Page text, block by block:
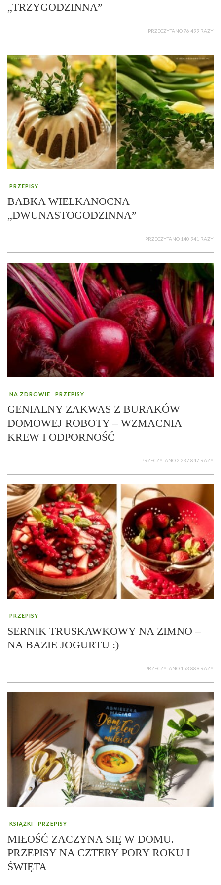
„TRZYGODZINNA”
PRZECZYTANO 76 499 RAZY
PRZEPISY
BABKA WIELKANOCNA
„DWUNASTOGODZINNA”
PRZECZYTANO 140 941 RAZY
NA ZDROWIE PRZEPISY
GENIALNY ZAKWAS Z BURAKÓW
DOMOWEJ ROBOTY – WZMACNIA
KREW I ODPORNOŚĆ
PRZECZYTANO 2 237 847 RAZY
PRZEPISY
SERNIK TRUSKAWKOWY NA ZIMNO –
NA BAZIE JOGURTU :)
PRZECZYTANO 153 889 RAZY
KSIĄŻKI PRZEPISY
MIŁOŚĆ ZACZYNA SIĘ W DOMU.
PRZEPISY NA CZTERY PORY ROKU I
ŚWIĘTA